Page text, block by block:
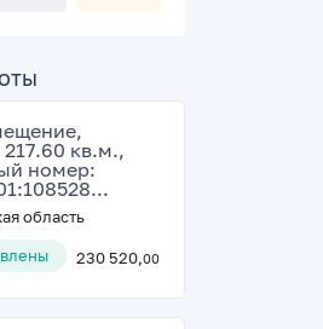
кв.м.,
номер:
область
230 520,00